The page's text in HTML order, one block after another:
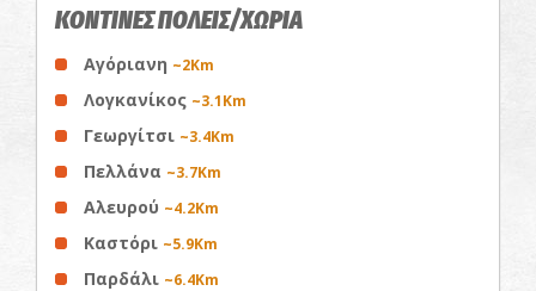
ΚΟΝΤΙΝΕΣ ΠΟΛΕΙΣ/ΧΩΡΙΑ
Αγόριανη ~2Km
Λογκανίκος ~3.1Km
Γεωργίτσι ~3.4Km
Πελλάνα ~3.7Km
Αλευρού ~4.2Km
Καστόρι ~5.9Km
Παρδάλι ~6.4Km